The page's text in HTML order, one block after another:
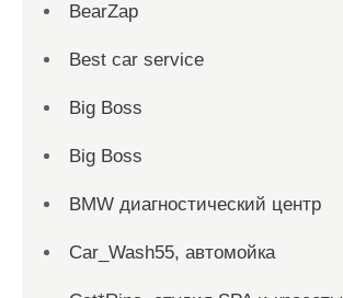
BearZap
Best car service
Big Boss
Big Boss
BMW диагностический центр
Car_Wash55, автомойка